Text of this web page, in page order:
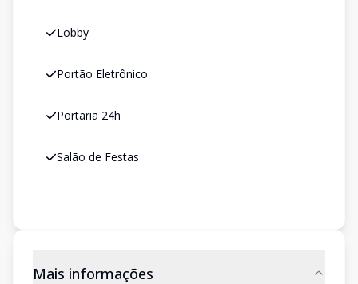
Lobby
Portão Eletrônico
Portaria 24h
Salão de Festas
Mais informações